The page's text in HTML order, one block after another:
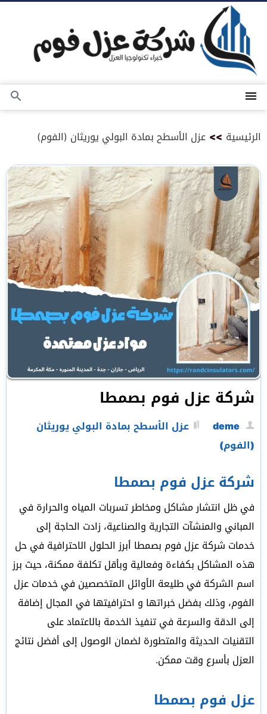
المحتوى
القائمة
بحث
الرئيسية >> عزل الأسطح بمادة البولي يوريثان (الفوم)
شركة عزل فوم بصمطا
deme
عزل الأسطح بمادة البولي يوريثان
(الفوم)
شركة عزل فوم بصمطا
في ظل انتشار مشاكل ومخاطر تسربات المياه والحرارة في
المباني والمنشآت التجارية والصناعية، زادت الحاجة إلى
خدمات شركة عزل فوم بصمطا أبرز الحلول الاحترافية في حل
هذه المشاكل بكفاءة وفعالية وبأقل تكلفة ممكنة، حيث برز
اسم الشركة في طليعة الأوائل المتخصصين في خدمات عزل
الفوم، وذلك بفضل خبراتها و احترافيتها في المجال إضافة
إلى الدقة والسرعة في تنفيذ الخدمة بالاعتماد على
التقنيات الحديثة والمتطورة لضمان الوصول إلى أفضل نتائج
العزل بأسرع وقت ممكن.
عزل فوم بصمطا